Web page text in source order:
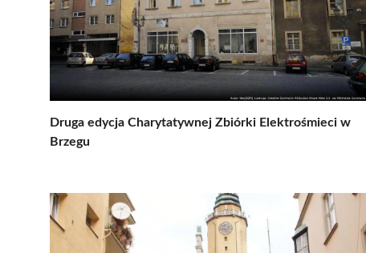
Druga edycja Charytatywnej Zbiórki Elektrośmieci w
Brzegu